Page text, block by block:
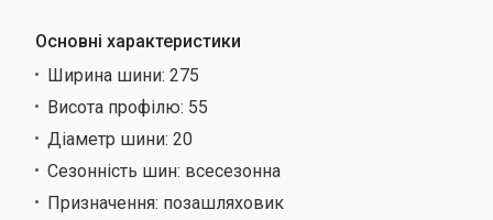
Основні характеристики
Ширина шини: 275
Висота профілю: 55
Діаметр шини: 20
Сезонність шин: всесезонна
Призначення: позашляховик